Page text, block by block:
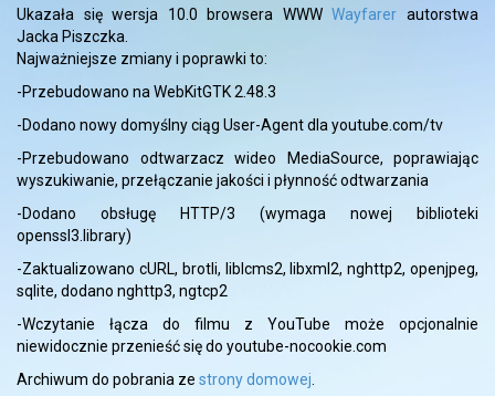
Ukazała się wersja 10.0 browsera WWWWayfarer autorstwa
Jacka Piszczka.
Najważniejsze zmiany i poprawki to:
-Przebudowano na WebKitGTK 2.48.3
-Dodano nowy domyślny ciąg User-Agent dla youtube.com/tv
-Przebudowano odtwarzacz wideo MediaSource, poprawiając
wyszukiwanie, przełączanie jakości i płynność odtwarzania
-Dodano obsługę HTTP/3 (wymaga nowej biblioteki
openssl3.library)
-Zaktualizowano cURL, brotli, liblcms2, libxml2, nghttp2, openjpeg,
sqlite, dodano nghttp3, ngtcp2
-Wczytanie łącza do filmu z YouTube może opcjonalnie
niewidocznie przenieść się do youtube-nocookie.com
Archiwum do pobrania ze strony domowej